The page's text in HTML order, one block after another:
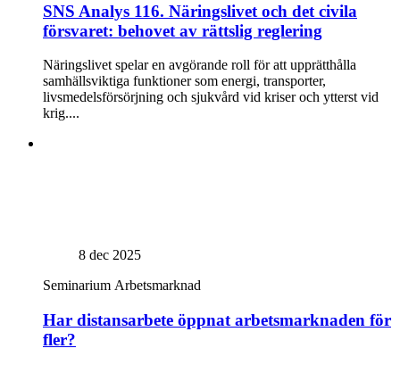
SNS Analys 116. Näringslivet och det civila
försvaret: behovet av rättslig reglering
Näringslivet spelar en avgörande roll för att upprätthålla
samhällsviktiga funktioner som energi, transporter,
livsmedelsförsörjning och sjukvård vid kriser och ytterst vid
krig....
8 dec 2025
Seminarium Arbetsmarknad
Har distansarbete öppnat arbetsmarknaden för
fler?